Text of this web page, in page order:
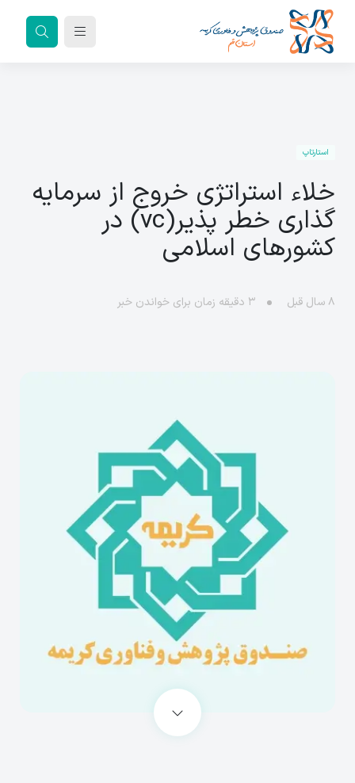
استارتاپ
خلاء استراتژی خروج از سرمایه
گذاری خطر پذیر(vc) در
کشورهای اسلامی
۸ سال قبل ۳ دقیقه زمان برای خواندن خبر